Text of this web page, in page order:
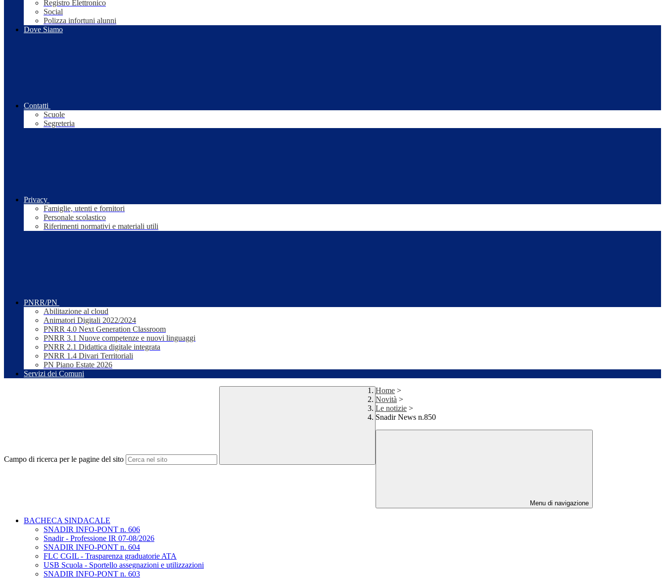
Registro Elettronico
Social
Polizza infortuni alunni
Dove Siamo
Contatti
Scuole
Segreteria
Privacy
Famiglie, utenti e fornitori
Personale scolastico
Riferimenti normativi e materiali utili
PNRR/PN
Abilitazione al cloud
Animatori Digitali 2022/2024
PNRR 4.0 Next Generation Classroom
PNRR 3.1 Nuove competenze e nuovi linguaggi
PNRR 2.1 Didattica digitale integrata
PNRR 1.4 Divari Territoriali
PN Piano Estate 2026
Servizi dei Comuni
Campo di ricerca per le pagine del sito
Home >
Novità >
Le notizie >
Snadir News n.850
Menu di navigazione
BACHECA SINDACALE
SNADIR INFO-PONT n. 606
Snadir - Professione IR 07-08/2026
SNADIR INFO-PONT n. 604
FLC CGIL - Trasparenza graduatorie ATA
USB Scuola - Sportello assegnazioni e utilizzazioni
SNADIR INFO-PONT n. 603